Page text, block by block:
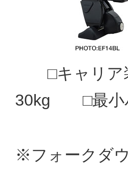
□キャリア
30kg □最小
※フォークダ